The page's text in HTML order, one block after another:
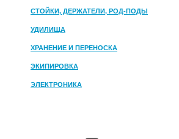
СТОЙКИ, ДЕРЖАТЕЛИ, РОД-ПОДЫ
УДИЛИЩА
ХРАНЕНИЕ И ПЕРЕНОСКА
ЭКИПИРОВКА
ЭЛЕКТРОНИКА